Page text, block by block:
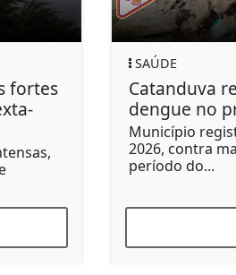
Catanduva reduz
dengue no
Município registrou
2026, contra mais de
período do...